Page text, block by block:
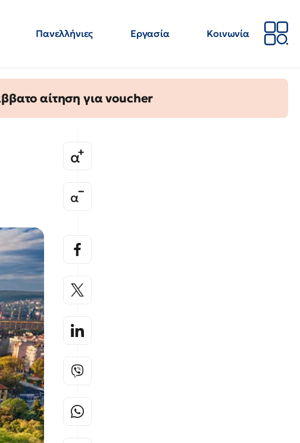
Πανελλήνιες Εργασία
Κοινωνία
αίτηση για voucher